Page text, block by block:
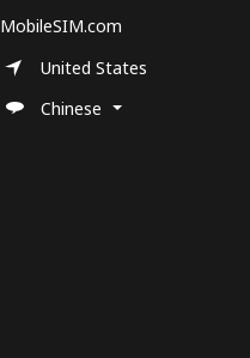
MobileSIM.com
United States
Chinese